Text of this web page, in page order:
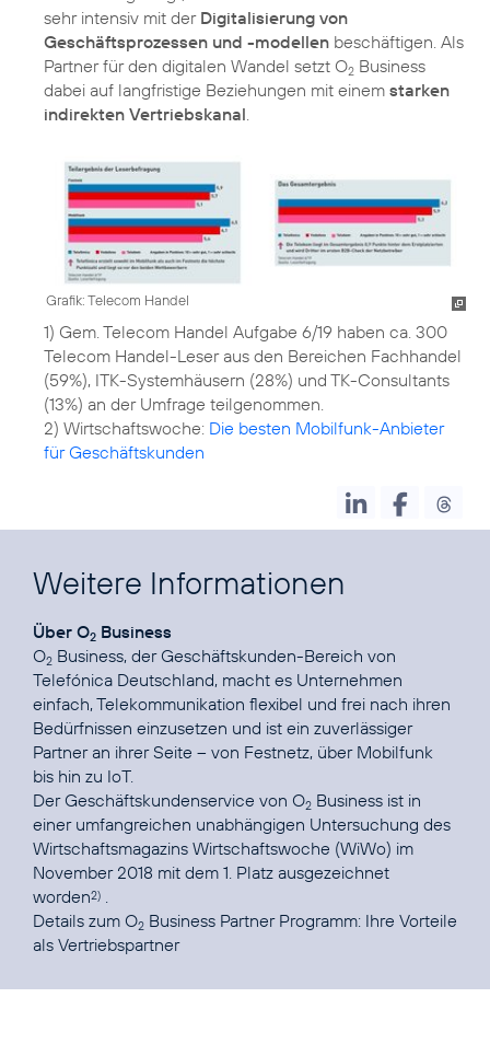
sehr intensiv mit der Digitalisierung von
Geschäftsprozessen und -modellen beschäftigen. Als
Partner für den digitalen Wandel setzt O2 Business
dabei auf langfristige Beziehungen mit einem starken
indirekten Vertriebskanal
Grafik: Telecom Handel
1) Gem. Telecom Handel Aufgabe 6/19 haben ca. 300
Telecom Handel-Leser aus den Bereichen Fachhandel
(59%), ITK-Systemhäusern (28%) und TK-Consultants
(13%) an der Umfrage teilgenommen.
2) Wirtschaftswoche: Die besten Mobilfunk-Anbieter
für Geschäftskunden
Weitere Informationen
Über O2 Business
O2 Business, der Geschäftskunden-Bereich von
Telefónica Deutschland, macht es Unternehmen
einfach, Telekommunikation flexibel und frei nach ihren
Bedürfnissen einzusetzen und ist ein zuverlässiger
Partner an ihrer Seite – von Festnetz, über Mobilfunk
bis hin zu IoT.
Der Geschäftskundenservice von O2 Business ist in
einer umfangreichen unabhängigen Untersuchung des
Wirtschaftsmagazins Wirtschaftswoche (WiWo) im
November 2018 mit dem 1. Platz ausgezeichnet
worden2) .
Details zum O2 Business Partner Programm: Ihre Vorteile
als Vertriebspartner